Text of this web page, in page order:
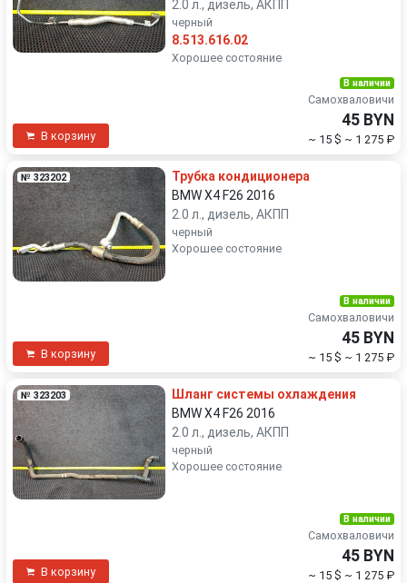
2.0 л., дизель, АКПП
черный
8.513.616.02
Хорошее состояние
В корзину
В наличии
Самохваловичи
45 BYN
~ 15 $ ~ 1 275 ₽
№ 323202
Трубка кондиционера
BMW X4 F26 2016
2.0 л., дизель, АКПП
черный
Хорошее состояние
В корзину
В наличии
Самохваловичи
45 BYN
~ 15 $ ~ 1 275 ₽
№ 323203
Шланг системы охлаждения
BMW X4 F26 2016
2.0 л., дизель, АКПП
черный
Хорошее состояние
В корзину
В наличии
Самохваловичи
45 BYN
~ 15 $ ~ 1 275 ₽